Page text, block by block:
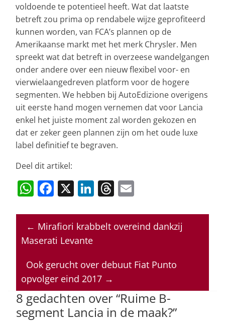
voldoende te potentieel heeft. Wat dat laatste
betreft zou prima op rendabele wijze geprofiteerd
kunnen worden, van FCA’s plannen op de
Amerikaanse markt met het merk Chrysler. Men
spreekt wat dat betreft in overzeese wandelgangen
onder andere over een nieuw flexibel voor- en
vierwielaangedreven platform voor de hogere
segmenten. We hebben bij AutoEdizione overigens
uit eerste hand mogen vernemen dat voor Lancia
enkel het juiste moment zal worden gekozen en
dat er zeker geen plannen zijn om het oude luxe
label definitief te begraven.
Deel dit artikel:
W
at
s
p
p
F
c
e
o
o
k
X Li
k
e
n
T
re
a
s
ai
l
← Mirafiori krabbelt overeind dankzij
Maserati Levante
Ook gerucht over debuut Fiat Punto
opvolger eind 2017 →
8 gedachten over “Ruime B-
segment Lancia in de maak?”